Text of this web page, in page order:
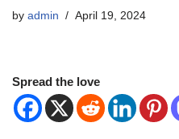
by admin April 19, 2024
Spread the love